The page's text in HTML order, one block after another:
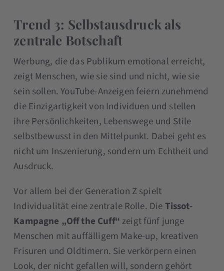
Trend 3: Selbstausdruck als
zentrale Botschaft
Werbung, die das Publikum emotional erreicht,
zeigt Menschen, wie sie sind und nicht, wie sie
sein sollen. YouTube-Anzeigen feiern zunehmend
die Einzigartigkeit von Individuen und stellen
ihre Persönlichkeiten, Lebenswege und Stile
selbstbewusst in den Mittelpunkt. Dabei geht es
nicht um Inszenierung, sondern um Echtheit und
Ausdruck.
Vor allem bei der Generation Z spielt
Individualität eine zentrale Rolle. DieTissot-
Kampagne „Off the Cuff“zeigt fünf junge
Menschen mit auffälligem Make-up, kreativen
Frisuren und Oldtimern. Sie verkörpern einen
Look, der nicht gefallen will, sondern gehört